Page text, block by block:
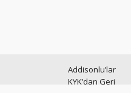
Addisonlu’lar
KYK’dan Geri